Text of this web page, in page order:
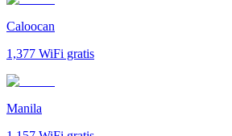
Caloocan
1,377 WiFi gratis
Manila